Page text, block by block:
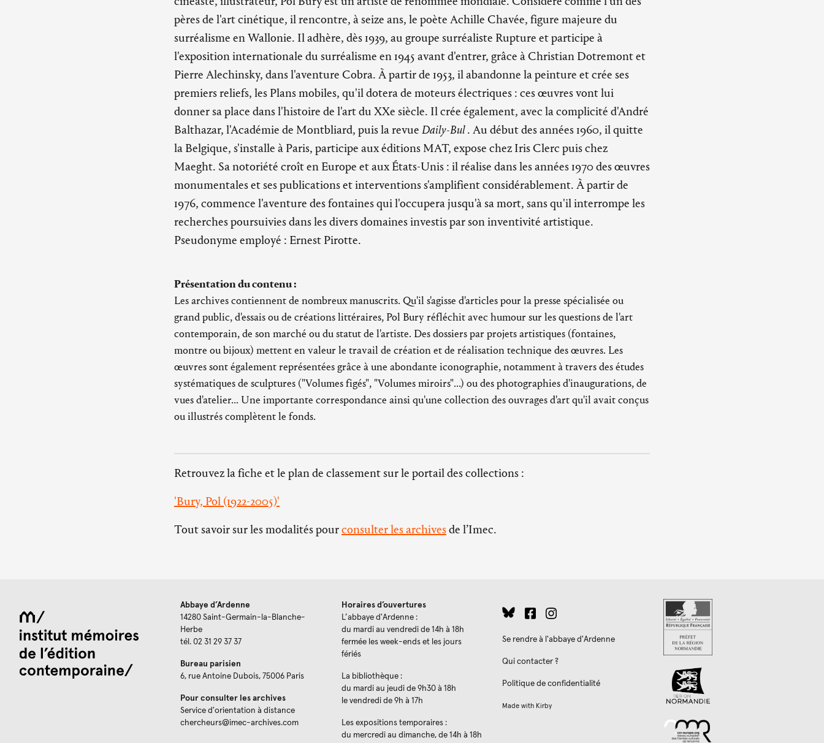
pères de l'art cinétique, il rencontre, à seize ans, le poète Achille Chavée, figure majeure du
surréalisme en Wallonie. Il adhère, dès 1939, au groupe surréaliste Rupture et participe à
l'exposition internationale du surréalisme en 1945 avant d'entrer, grâce à Christian Dotremont et
Pierre Alechinsky, dans l'aventure Cobra. À partir de 1953, il abandonne la peinture et crée ses
premiers reliefs, les Plans mobiles, qu'il dotera de moteurs électriques : ces œuvres vont lui
donner sa place dans l'histoire de l'art du XXe siècle. Il crée également, avec la complicité d'André
Balthazar, l'Académie de Montbliard, puis la revue Daily-Bul. Au début des années 1960, il quitte
la Belgique, s'installe à Paris, participe aux éditions MAT, expose chez Iris Clerc puis chez
Maeght. Sa notoriété croît en Europe et aux États-Unis : il réalise dans les années 1970 des œuvres
monumentales et ses publications et interventions s'amplifient considérablement. À partir de
1976, commence l'aventure des fontaines qui l'occupera jusqu'à sa mort, sans qu'il interrompe les
recherches poursuivies dans les divers domaines investis par son inventivité artistique.
Pseudonyme employé : Ernest Pirotte.
Présentation du contenu :
Les archives contiennent de nombreux manuscrits. Qu'il s'agisse d'articles pour la presse spécialisée ou
grand public, d'essais ou de créations littéraires, Pol Bury réfléchit avec humour sur les questions de l'art
contemporain, de son marché ou du statut de l'artiste. Des dossiers par projets artistiques (fontaines,
montre ou bijoux) mettent en valeur le travail de création et de réalisation technique des œuvres. Les
œuvres sont également représentées grâce à une abondante iconographie, notamment à travers des études
systématiques de sculptures ("Volumes figés", "Volumes miroirs"...) ou des photographies d'inaugurations, de
vues d'atelier... Une importante correspondance ainsi qu'une collection des ouvrages d'art qu'il avait conçus
ou illustrés complètent le fonds.
Retrouvez la fiche et le plan de classement sur le portail des collections :
'Bury, Pol (1922-2005)'
Tout savoir sur les modalités pourconsulter les archivesde l’Imec.
Abbaye d’Ardenne
14280 Saint-Germain-la-Blanche-
Herbe
tél. 02 31 29 37 37
Bureau parisien
6, rue Antoine Dubois, 75006 Paris
Pour consulter les archives
Service d'orientation à distance
chercheurs@imec-archives.com
Horaires d’ouvertures
L’abbaye d'Ardenne :
du mardi au vendredi de 14h à 18h
fermée les week-ends et les jours
fériés
La bibliothèque :
du mardi au jeudi de 9h30 à 18h
le vendredi de 9h à 17h
Les expositions temporaires :
du mercredi au dimanche, de 14h à 18h
Se rendre à l'abbaye d'Ardenne
Qui contacter ?
Politique de confidentialité
Made with Kirby